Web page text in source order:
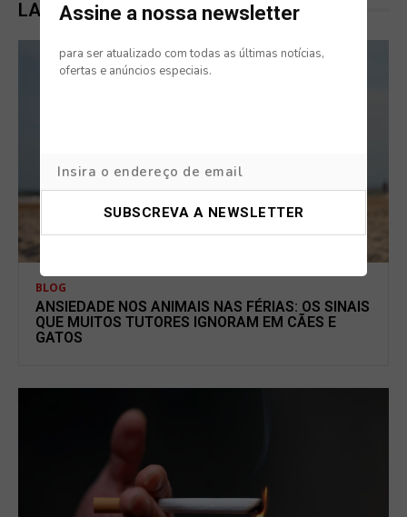
LATEST POSTS
BLOG
ANSIEDADE NOS ANIMAIS NAS FÉRIAS: OS SINAIS
QUE MUITOS TUTORES IGNORAM EM CÃES E
GATOS
Assine a nossa newsletter
para ser atualizado com todas as últimas notícias,
ofertas e anúncios especiais.